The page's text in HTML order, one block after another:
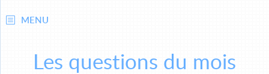
MENU
Les questions du mois